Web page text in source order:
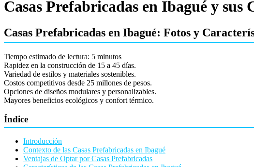
Casas Prefabricadas en Ibagué y sus
Casas Prefabricadas en Ibagué: Fotos y
Tiempo estimado de lectura: 5 minutos
Rapidez en la construcción de 15 a 45 días.
Variedad de estilos y materiales sostenibles.
Costos competitivos desde 25 millones de pesos.
Opciones de diseños modulares y personalizables.
Mayores beneficios ecológicos y confort térmico.
Índice
Introducción
Contexto de las Casas Prefabricadas en Ibagué
Ventajas de Optar por Casas Prefabricadas